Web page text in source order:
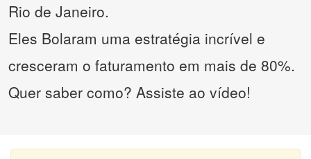
Rio de Janeiro.
Eles Bolaram uma estratégia incrível e
cresceram o faturamento em mais de 80%.
Quer saber como? Assiste ao vídeo!